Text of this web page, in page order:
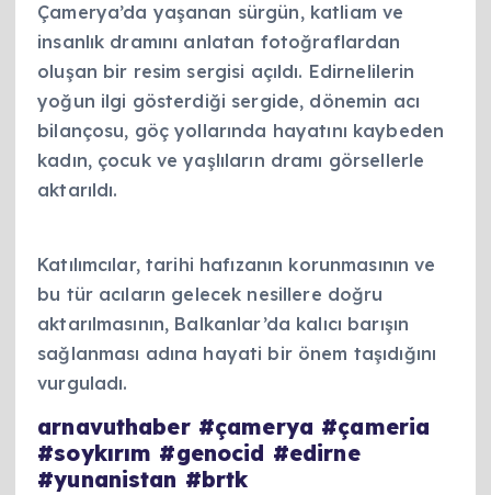
Çamerya’da yaşanan sürgün, katliam ve
insanlık dramını anlatan fotoğraflardan
oluşan bir resim sergisi açıldı. Edirnelilerin
yoğun ilgi gösterdiği sergide, dönemin acı
bilançosu, göç yollarında hayatını kaybeden
kadın, çocuk ve yaşlıların dramı görsellerle
aktarıldı.
Katılımcılar, tarihi hafızanın korunmasının ve
bu tür acıların gelecek nesillere doğru
aktarılmasının, Balkanlar’da kalıcı barışın
sağlanması adına hayati bir önem taşıdığını
vurguladı.
arnavuthaber #çamerya #çameria
#soykırım #genocid #edirne
#yunanistan #brtk